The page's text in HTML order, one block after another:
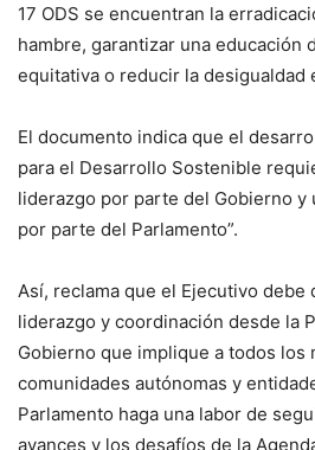
17 ODS se encuentran la
hambre, garantizar una educación
equitativa o reducir la desigualdad
El documento indica que el
para el Desarrollo Sostenible
liderazgo por parte del Gobierno y
por parte del Parlamento”.
Así, reclama que el Ejecutivo debe
liderazgo y coordinación desde la
Gobierno que implique a todos los
comunidades autónomas y
Parlamento haga una labor de
avances y los desafíos de la